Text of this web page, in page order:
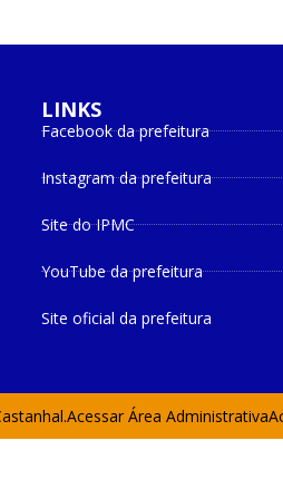
LINKS
Facebook da prefeitura
Instagram da prefeitura
Site do IPMC
YouTube da prefeitura
Site oficial da prefeitura
Acessar Área Administrativa